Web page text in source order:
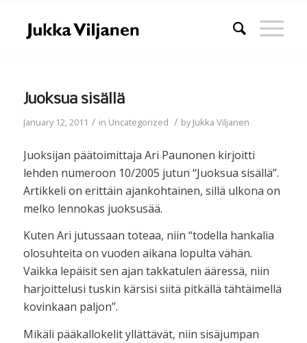
Juoksua sisällä
January 12, 2011 / in Uncategorized / byJukka Viljanen
Juoksijan päätoimittaja Ari Paunonen kirjoitti
lehden numeroon 10/2005 jutun “Juoksua sisällä”.
Artikkeli on erittäin ajankohtainen, sillä ulkona on
melko lennokas juoksusää.
Kuten Ari jutussaan toteaa, niin “todella hankalia
olosuhteita on vuoden aikana lopulta vähän.
Vaikka lepäisit sen ajan takkatulen ääressä, niin
harjoittelusi tuskin kärsisi siitä pitkällä tähtäimellä
kovinkaan paljon”.
Mikäli pääkallokelit yllättävät, niin sisäjumpan